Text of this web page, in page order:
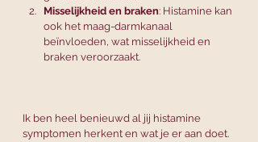
Misselijkheid en braken: Histamine kan
ook het maag-darmkanaal
beïnvloeden, wat misselijkheid en
braken veroorzaakt.
Ik ben heel benieuwd al jij histamine
symptomen herkent en wat je er aan doet.